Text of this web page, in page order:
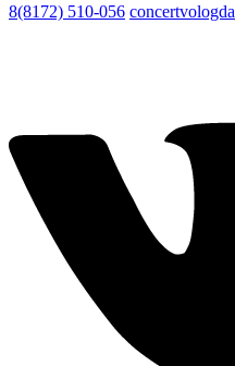
8(8172) 510-056